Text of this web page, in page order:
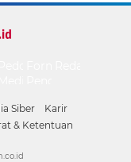
Siber
Karir
& Ketentuan